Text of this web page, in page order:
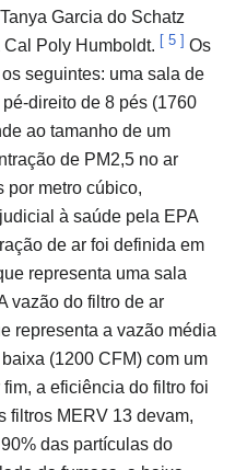
Garcia do Schatz
Poly Humboldt. [ 5 ] Os
seguintes: uma sala de
direito de 8 pés (1760
ao tamanho de um
de PM2,5 no ar
por metro cúbico,
à saúde pela EPA
de ar foi definida em
representa uma sala
vazão do filtro de ar
representa a vazão média
(1200 CFM) com um
a eficiência do filtro foi
filtros MERV 13 devam,
das partículas do